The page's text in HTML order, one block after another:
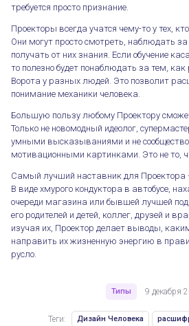
Проекторы — чьей жизнью вы живете?
требуется просто признание.
Проекторы всегда учатся чему-то у тех,
Они могут просто смотреть, наблюдать
получать от них знания. Если обучение
то полезно будет понаблюдать за тем,
Ворота у разных людей. Это позволит
понимание механики человека.
Большую пользу любому Проектору
Только не новомодный идеолог,
умными высказываниями и не сообщество
мотивационными картинками. Это не то,
Самый лучший наставник для Проектора
В виде хмурого кондуктора в автобусе,
очереди магазина или бывшей лучшей
его родителей и детей, коллег, друзей и
изучая их, Проектор делает выводы,
направить их жизненную энергию в
русло.
Типы 9 декабря
Теги: Дизайн Человека